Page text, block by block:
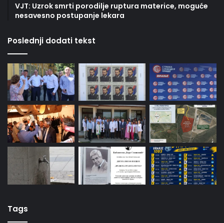
VJT: Uzrok smrti porodilje ruptura materice, moguće
nesavesno postupanje lekara
Poslednji dodati tekst
Tags